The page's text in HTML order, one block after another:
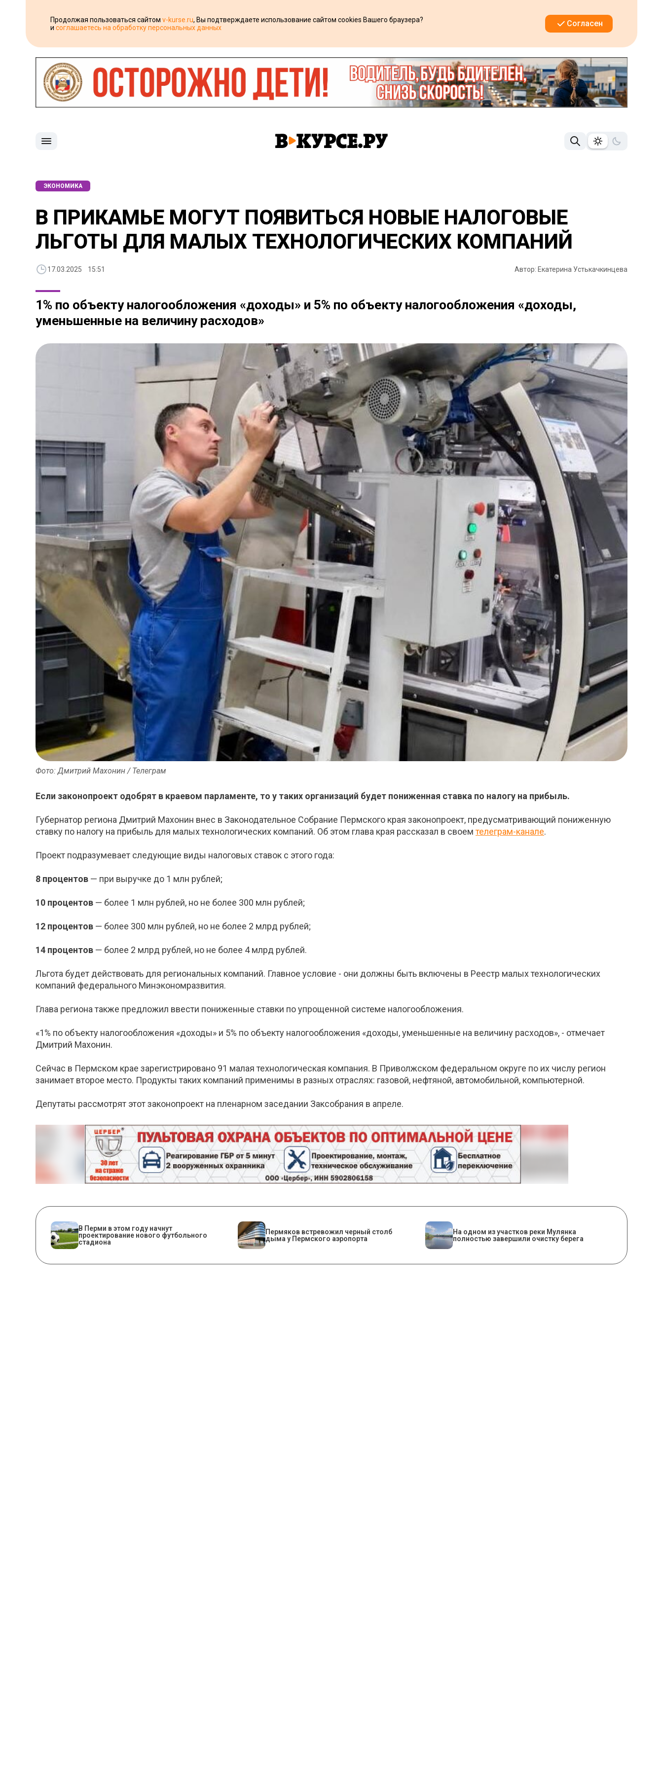
Продолжая пользоваться сайтом v-kurse.ru, Вы подтверждаете использование сайтом cookies Вашего браузера?
и соглашаетесь на обработку персональных данных Согласен
ЭКОНОМИКА
В ПРИКАМЬЕ МОГУТ ПОЯВИТЬСЯ НОВЫЕ НАЛОГОВЫЕ
ЛЬГОТЫ ДЛЯ МАЛЫХ ТЕХНОЛОГИЧЕСКИХ КОМПАНИЙ
17.03.2025 15:51 Автор: Екатерина Устькачкинцева
1% по объекту налогообложения «доходы» и 5% по объекту налогообложения «доходы,
уменьшенные на величину расходов»
Фото: Дмитрий Махонин / Телеграм
Если законопроект одобрят в краевом парламенте, то у таких организаций будет пониженная ставка по налогу на прибыль.
Губернатор региона Дмитрий Махонин внес в Законодательное Собрание Пермского края законопроект, предусматривающий пониженную
ставку по налогу на прибыль для малых технологических компаний. Об этом глава края рассказал в своемтелеграм-канале.
Проект подразумевает следующие виды налоговых ставок с этого года:
8 процентов — при выручке до 1 млн рублей;
10 процентов — более 1 млн рублей, но не более 300 млн рублей;
12 процентов — более 300 млн рублей, но не более 2 млрд рублей;
14 процентов — более 2 млрд рублей, но не более 4 млрд рублей.
Льгота будет действовать для региональных компаний. Главное условие - они должны быть включены в Реестр малых технологических
компаний федерального Минэкономразвития.
Глава региона также предложил ввести пониженные ставки по упрощенной системе налогообложения.
«1% по объекту налогообложения «доходы» и 5% по объекту налогообложения «доходы, уменьшенные на величину расходов», - отмечает
Дмитрий Махонин.
Сейчас в Пермском крае зарегистрировано 91 малая технологическая компания. В Приволжском федеральном округе по их числу регион
занимает второе место. Продукты таких компаний применимы в разных отраслях: газовой, нефтяной, автомобильной, компьютерной.
Депутаты рассмотрят этот законопроект на пленарном заседании Заксобрания в апреле.
В Перми в этом году начнут
проектирование нового футбольного
стадиона
Пермяков встревожил черный столб
дыма у Пермского аэропорта
На одном из участков реки Мулянка
полностью завершили очистку берега